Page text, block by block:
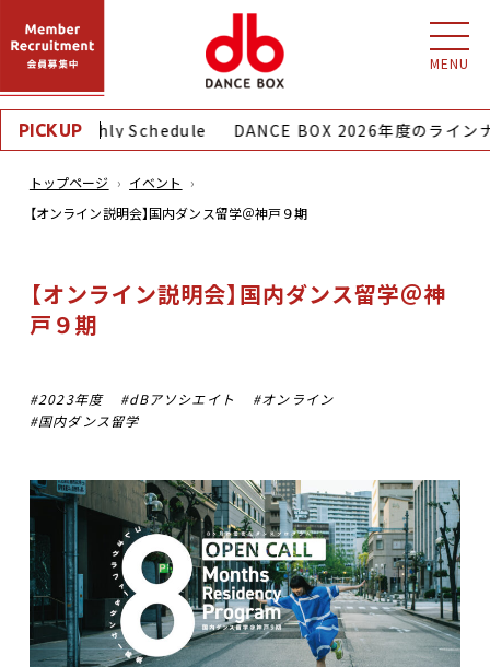
MENU
PICKUP
8月｜Monthly Schedule DANCE BOX 2026年度のライン
トップページ
イベント
【オンライン説明会】国内ダンス留学＠神戸９期
【オンライン説明会】国内ダンス留学＠神
戸９期
2023年度 dBアソシエイト
オンライン
国内ダンス留学